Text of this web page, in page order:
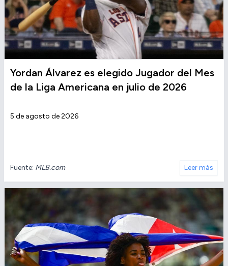
Yordan Álvarez es elegido Jugador del Mes
de la Liga Americana en julio de 2026
5 de agosto de 2026
Fuente: MLB.com Leer más